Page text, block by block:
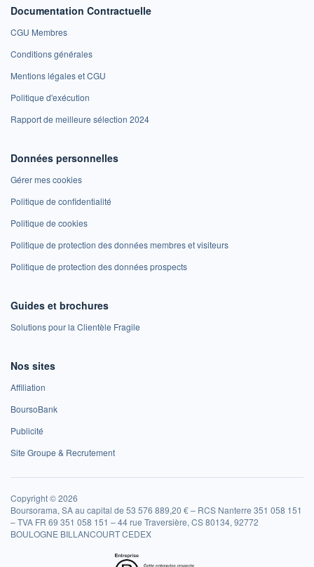
Documentation Contractuelle
CGU Membres
Conditions générales
Mentions légales et CGU
Politique d'exécution
Rapport de meilleure sélection 2024
Données personnelles
Gérer mes cookies
Politique de confidentialité
Politique de cookies
Politique de protection des données membres et visiteurs
Politique de protection des données prospects
Guides et brochures
Solutions pour la Clientèle Fragile
Nos sites
Affiliation
BoursoBank
Publicité
Site Groupe & Recrutement
Copyright © 2026
Boursorama, SA au capital de 53 576 889,20 € – RCS Nanterre 351 058 151
– TVA FR 69 351 058 151 – 44 rue Traversière, CS 80134, 92772
BOULOGNE BILLANCOURT CEDEX